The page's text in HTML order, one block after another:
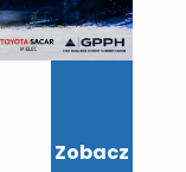
Zobacz